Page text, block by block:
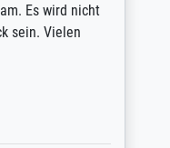
Es wird nicht
Vielen